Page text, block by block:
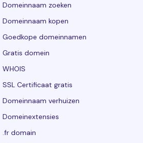
Domeinnaam zoeken
Domeinnaam kopen
Goedkope domeinnamen
Gratis domein
WHOIS
SSL Certificaat gratis
Domeinnaam verhuizen
Domeinextensies
.fr domain